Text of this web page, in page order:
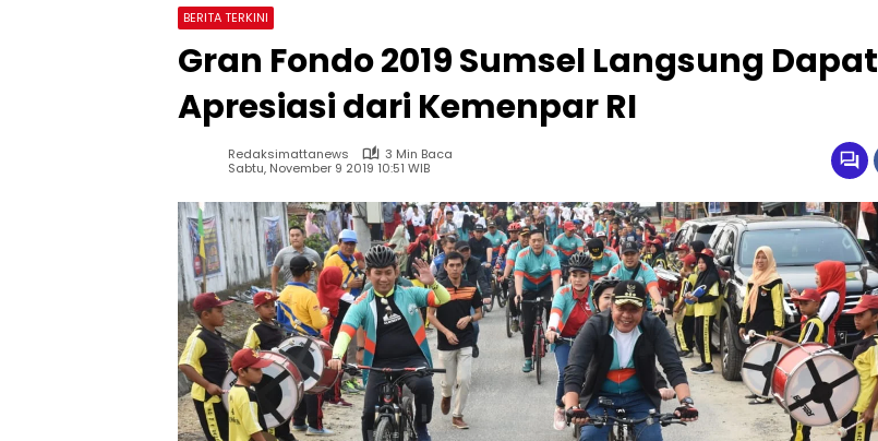
BERITA TERKINI
Gran Fondo 2019 Sumsel Langsung Dapat
Apresiasi dari Kemenpar RI
Redaksimattanews
3 Min Baca
Sabtu, November 9 2019 10:51 WIB